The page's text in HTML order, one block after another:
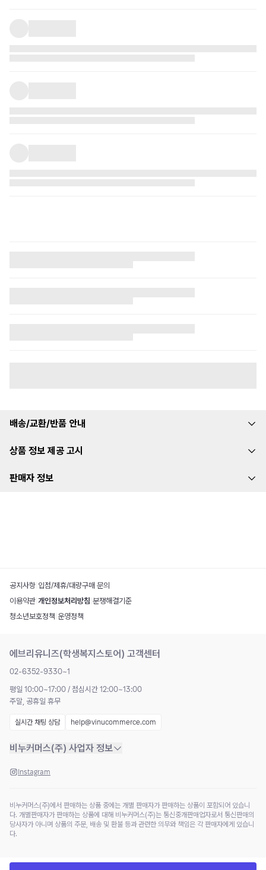
배송/교환/반품 안내
상품 정보 제공 고시
판매자 정보
공지사항 입점/제휴/대량구매 문의
이용약관 개인정보처리방침 분쟁해결기준
청소년보호정책 운영정책
에브리유니즈(학생복지스토어) 고객센터
02-6352-9330~1
평일 10:00~17:00 / 점심시간 12:00~13:00
주말, 공휴일 휴무
실시간 채팅 상담 help@vinucommerce.com
비누커머스(주) 사업자 정보
Instagram
비누커머스(주)에서 판매하는 상품 중에는 개별 판매자가 판매하는 상품이 포함되어 있습니
다. 개별판매자가 판매하는 상품에 대해 비누커머스(주)는 통신중개판매업자로서 통신판매의
당사자가 아니며 상품의 주문, 배송 및 환불 등과 관련한 의무와 책임은 각 판매자에게 있습니
다.